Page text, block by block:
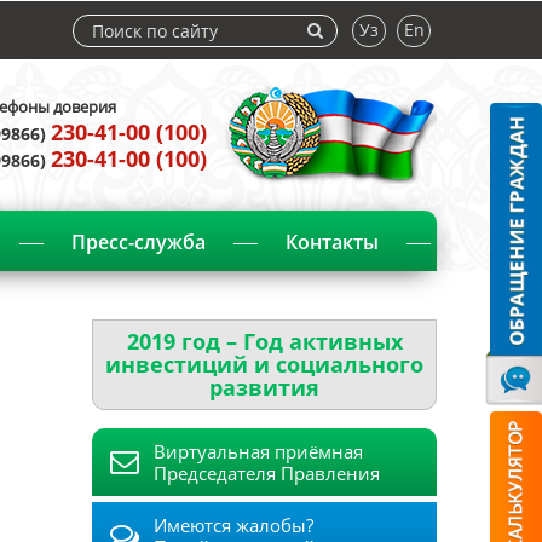
Уз En
доверия
230-41-00 (100)
230-41-00 (100)
Пресс-служба Контакты
2019 год – Год активных
инвестиций и социального
развития
Виртуальная приёмная
Председателя Правления
Имеются жалобы?